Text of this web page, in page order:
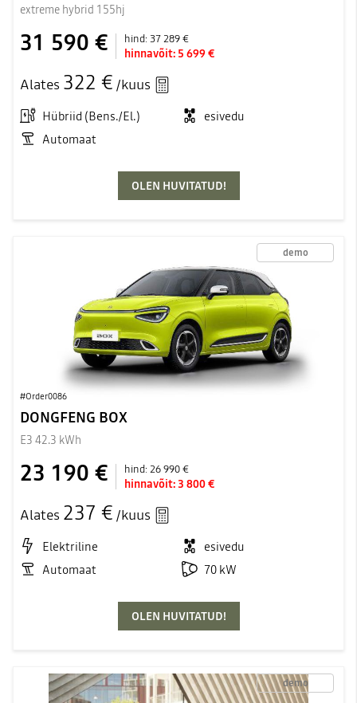
extreme hybrid 155hj
31 590 € hind:37 289 €
hinnavõit: 5 699 €
Alates 322 € /kuus
Hübriid (Bens./El.)
esivedu
Automaat
OLEN HUVITATUD!
demo
#Order0086
DONGFENG BOX
E3 42.3 kWh
23 190 € hind:26 990 €
hinnavõit:3 800 €
Alates 237 € /kuus
Elektriline
esivedu
Automaat
70 kW
OLEN HUVITATUD!
demo